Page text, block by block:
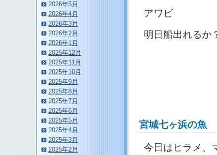
アワビ
明日船出れるか
宮城七ヶ浜の魚
今日はヒラメ、
2026年5月
2026年4月
2026年3月
2026年2月
2026年1月
2025年12月
2025年11月
2025年10月
2025年9月
2025年8月
2025年7月
2025年6月
2025年5月
2025年4月
2025年3月
2025年2月